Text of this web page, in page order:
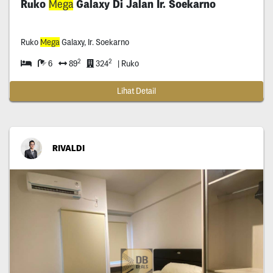
Ruko MegaGalaxy Di Jalan Ir. Soekarno
Ruko Mega Galaxy, Ir. Soekarno
6 892 3242 | Ruko
Lihat Detail
RIVALDI